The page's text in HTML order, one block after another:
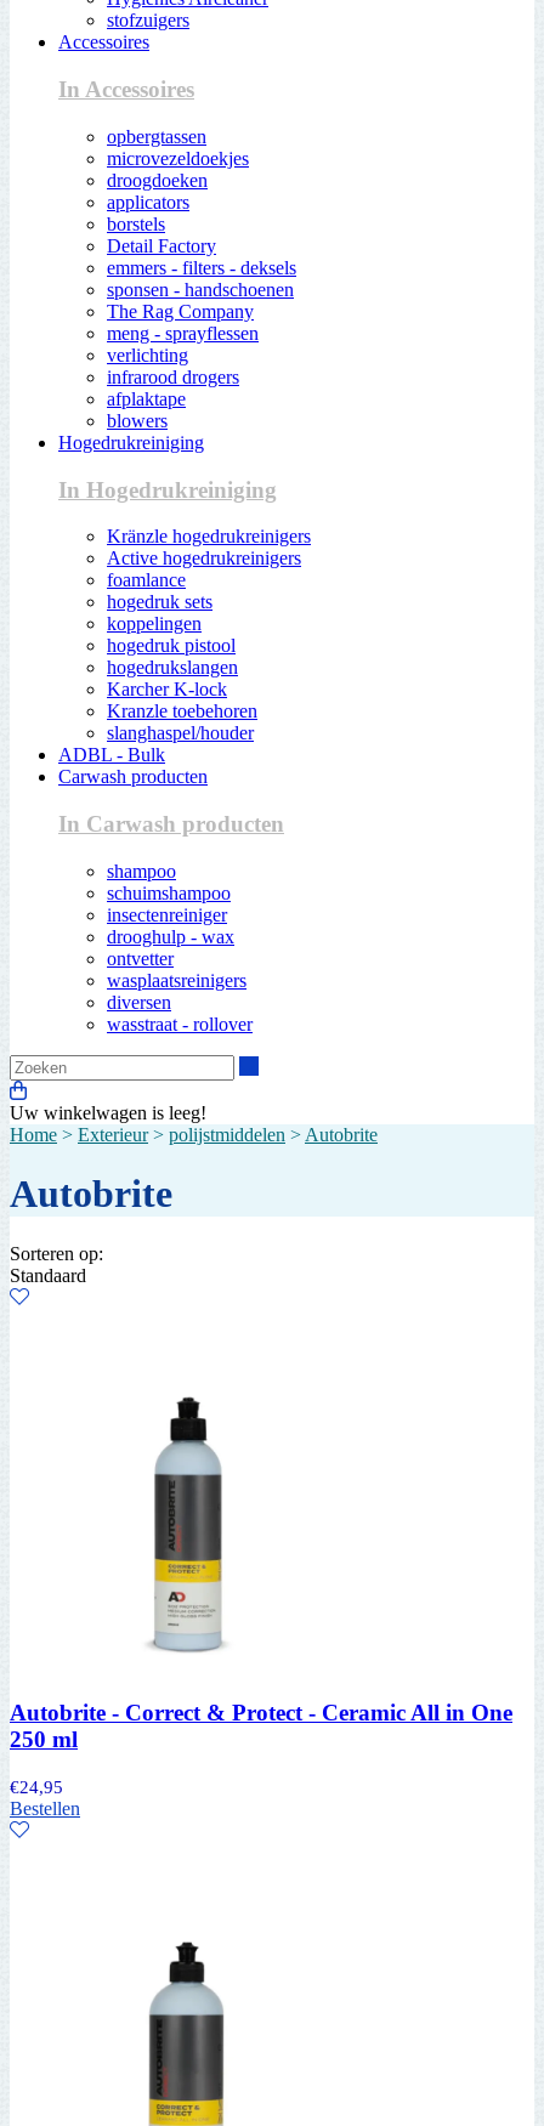
stofzuigers
Accessoires
In Accessoires
opbergtassen
microvezeldoekjes
droogdoeken
applicators
borstels
Detail Factory
emmers - filters - deksels
sponsen - handschoenen
The Rag Company
meng - sprayflessen
verlichting
infrarood drogers
afplaktape
blowers
Hogedrukreiniging
In Hogedrukreiniging
Kränzle hogedrukreinigers
Active hogedrukreinigers
foamlance
hogedruk sets
koppelingen
hogedruk pistool
hogedrukslangen
Karcher K-lock
Kranzle toebehoren
slanghaspel/houder
ADBL - Bulk
Carwash producten
In Carwash producten
shampoo
schuimshampoo
insectenreiniger
drooghulp - wax
ontvetter
wasplaatsreinigers
diversen
wasstraat - rollover
Uw winkelwagen is leeg!
Home > Exterieur> polijstmiddelen > Autobrite
Autobrite
Sorteren op:
Standaard
Autobrite - Correct & Protect - Ceramic All in One
250 ml
€24,95
Bestellen